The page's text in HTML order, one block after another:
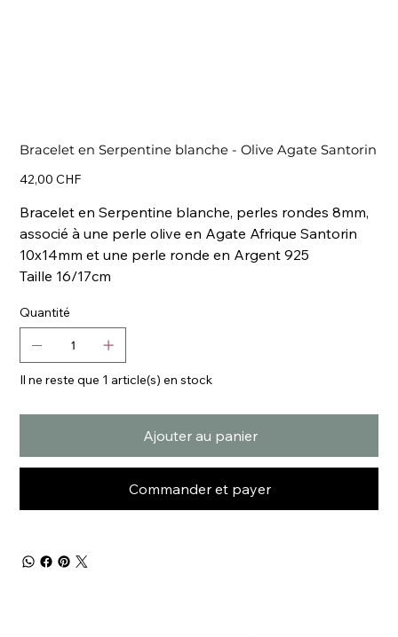
Bracelet en Serpentine blanche - Olive Agate Santorin
Prix
42,00 CHF
Bracelet en Serpentine blanche, perles rondes 8mm,
associé à une perle olive en Agate Afrique Santorin
10x14mm et une perle ronde en Argent 925
Taille 16/17cm
Quantité
Il ne reste que 1 article(s) en stock
Ajouter au panier
Commander et payer